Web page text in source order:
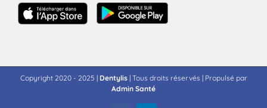
Copyright 2020 - 2025 | Dentylis| Tous droits réservés | Propulsé par
Admin Santé